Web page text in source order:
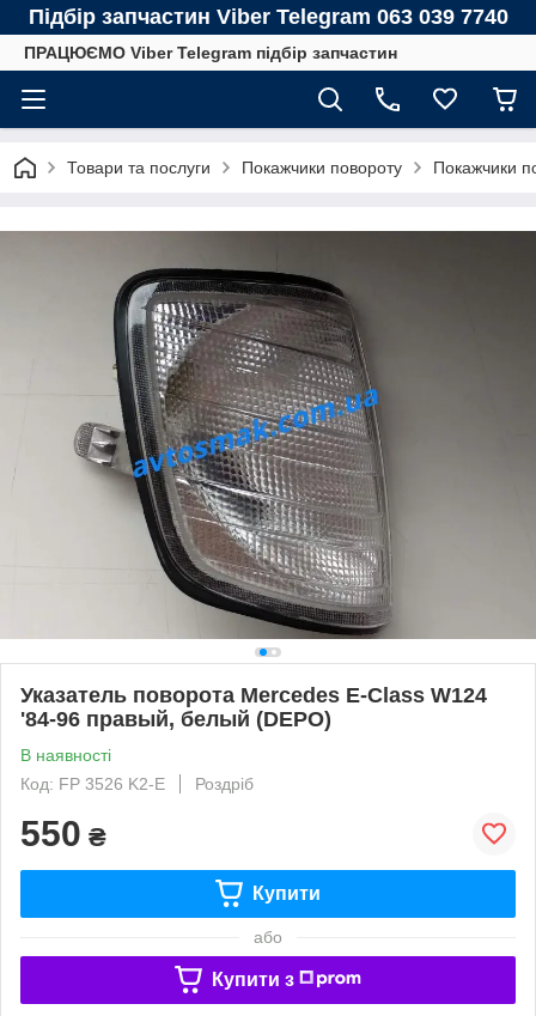
Підбір запчастин Viber Telegram 063 039 7740
ПРАЦЮЄМО Viber Telegram підбір запчастин
Товари та послуги Покажчики повороту Покажчики
Указатель поворота Mercedes E-Class W124
'84-96 правый, белый (DEPO)
В наявності
Код: FP 3526 K2-E
Роздріб
550 ₴
Купити
або
Купити з